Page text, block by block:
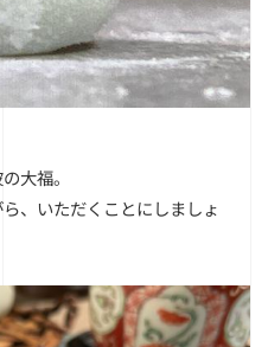
大福。
、いただくことにしましょ